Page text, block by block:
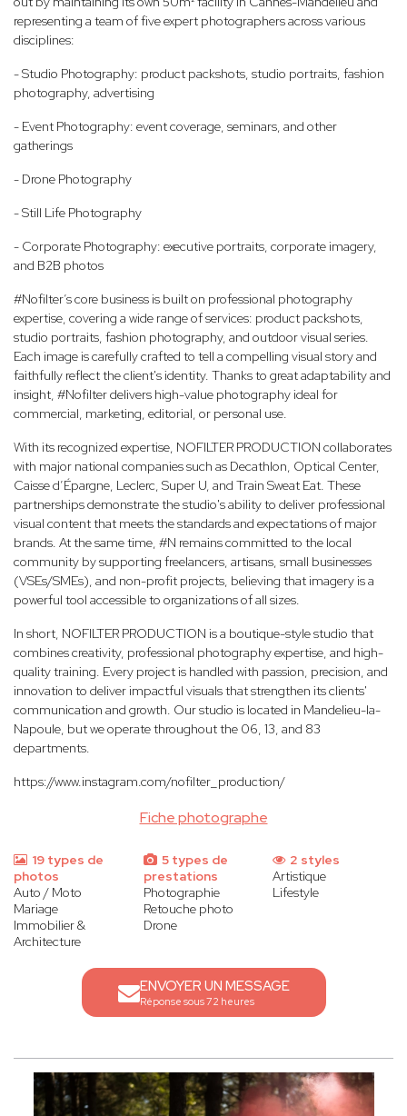
Fiche photographe
representing a team of five expert photographers across various
disciplines:
- Studio Photography: product packshots, studio portraits, fashion
photography, advertising
- Event Photography: event coverage, seminars, and other
gatherings
- Drone Photography
- Still Life Photography
- Corporate Photography: executive portraits, corporate imagery,
and B2B photos
#Nofilter’s core business is built on professional photography
expertise, covering a wide range of services: product packshots,
studio portraits, fashion photography, and outdoor visual series.
Each image is carefully crafted to tell a compelling visual story and
faithfully reflect the client's identity. Thanks to great adaptability and
insight, #Nofilter delivers high-value photography ideal for
commercial, marketing, editorial, or personal use.
With its recognized expertise, NOFILTER PRODUCTION collaborates
with major national companies such as Decathlon, Optical Center,
Caisse d’Épargne, Leclerc, Super U, and Train Sweat Eat. These
partnerships demonstrate the studio's ability to deliver professional
visual content that meets the standards and expectations of major
brands. At the same time, #N remains committed to the local
community by supporting freelancers, artisans, small businesses
(VSEs/SMEs), and non-profit projects, believing that imagery is a
powerful tool accessible to organizations of all sizes.
In short, NOFILTER PRODUCTION is a boutique-style studio that
combines creativity, professional photography expertise, and high-
quality training. Every project is handled with passion, precision, and
innovation to deliver impactful visuals that strengthen its clients'
communication and growth. Our studio is located in Mandelieu-la-
Napoule, but we operate throughout the 06, 13, and 83
departments.
https://www.instagram.com/nofilter_production/
19 types de
photos
Auto / Moto
Mariage
Immobilier &
Architecture
5 types de
prestations
Photographie
Retouche photo
Drone
2 styles
Artistique
Lifestyle
ENVOYER UN MESSAGE
Réponse sous 72 heures